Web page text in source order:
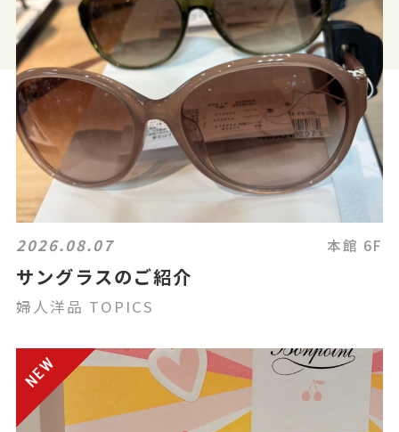
2026.08.07 本館 6F
サングラスのご紹介
婦人洋品 TOPICS